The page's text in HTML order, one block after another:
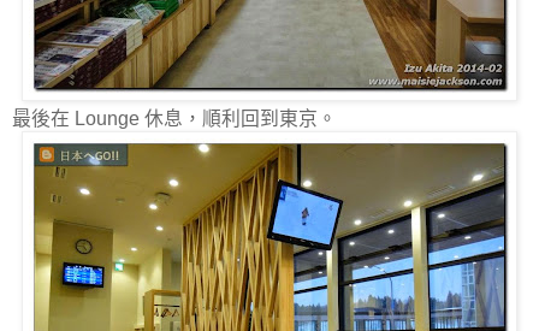
最後在 Lounge 休息，順利回到東京。